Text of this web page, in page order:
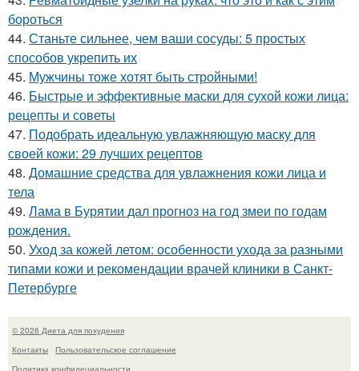
бороться
44. Станьте сильнее, чем ваши сосуды: 5 простых
способов укрепить их
45. Мужчины тоже хотят быть стройными!
46. Быстрые и эффективные маски для сухой кожи лица:
рецепты и советы
47. Подобрать идеальную увлажняющую маску для
своей кожи: 29 лучших рецептов
48. Домашние средства для увлажнения кожи лица и
тела
49. Лама в Бурятии дал прогноз на год змеи по годам
рождения.
50. Уход за кожей летом: особенности ухода за разными
типами кожи и рекомендации врачей клиники в Санкт-
Петербурге
© 2026 Диета для похудения
Контакты
Пользовательское соглашение
Политика конфидециальности